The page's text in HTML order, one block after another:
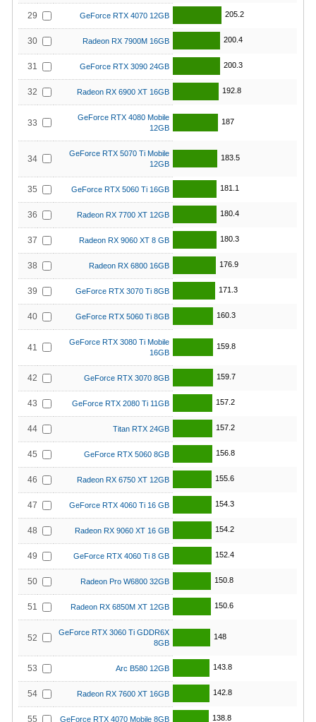
29 GeForce RTX 4070 12GB 205.2
30 Radeon RX 7900M 16GB 200.4
31 GeForce RTX 3090 24GB 200.3
32 Radeon RX 6900 XT 16GB 192.8
33
GeForce RTX 4080 Mobile
12GB
187
34
GeForce RTX 5070 Ti Mobile
12GB
183.5
35 GeForce RTX 5060 Ti 16GB 181.1
36 Radeon RX 7700 XT 12GB 180.4
37 Radeon RX 9060 XT 8 GB 180.3
38 Radeon RX 6800 16GB 176.9
39 GeForce RTX 3070 Ti 8GB 171.3
40 GeForce RTX 5060 Ti 8GB 160.3
41
GeForce RTX 3080 Ti Mobile
16GB
159.8
42 GeForce RTX 3070 8GB 159.7
43 GeForce RTX 2080 Ti 11GB 157.2
44 Titan RTX 24GB 157.2
45 GeForce RTX 5060 8GB 156.8
46 Radeon RX 6750 XT 12GB 155.6
47 GeForce RTX 4060 Ti 16 GB 154.3
48 Radeon RX 9060 XT 16 GB 154.2
49 GeForce RTX 4060 Ti 8 GB 152.4
50 Radeon Pro W6800 32GB 150.8
51 Radeon RX 6850M XT 12GB 150.6
52
GeForce RTX 3060 Ti GDDR6X
8GB
148
53 Arc B580 12GB 143.8
54 Radeon RX 7600 XT 16GB 142.8
55 GeForce RTX 4070 Mobile 8GB 138.8